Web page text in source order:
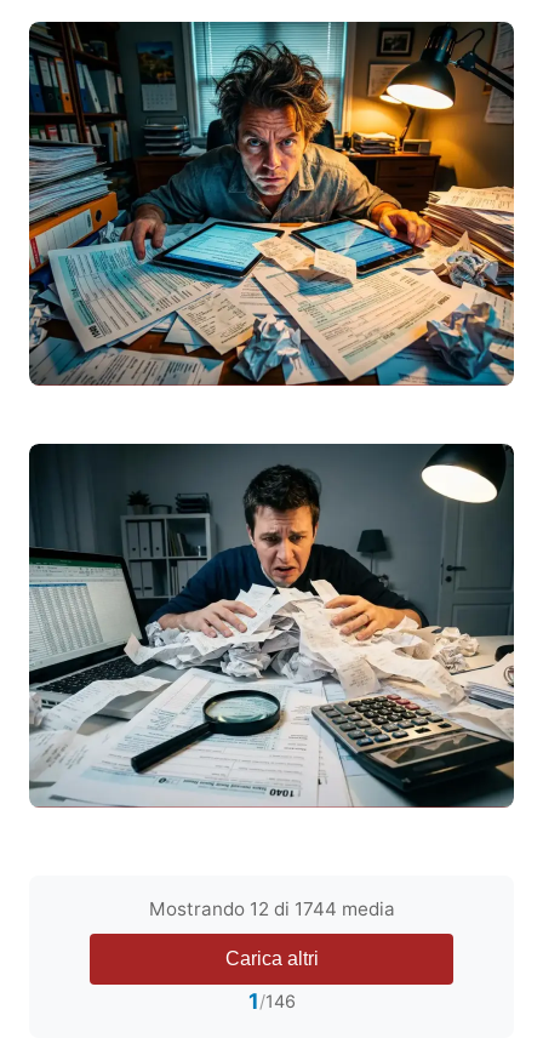
Crédito Habitação em Portugal
Descubra os valores daEuriborem maio
2026 (6 e 12 meses), a evolução histórica
e o impacto exato na…
Leggi articolo
Guia completo para preencher a
declaraçãoirs2025 (entrega em 2026).
Conheça os prazos, novidades fiscais,
deduções e evite os…
Leggi articolo
Guia completo para preencher a
2025 (entrega em 2026).
Conheça os prazos, novidades fiscais,
Mostrando 12 di 1744 media
Carica altri
1/146